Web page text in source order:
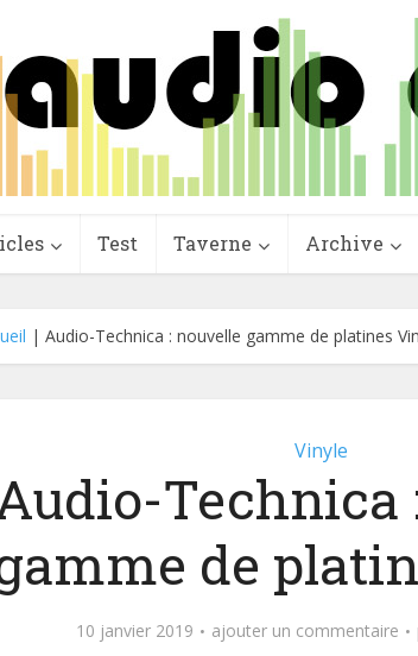
Test Taverne Archive
| Audio-Technica : nouvelle gamme de platines
Vinyle
Technica
de
10 janvier 2019 ajouter un commentaire